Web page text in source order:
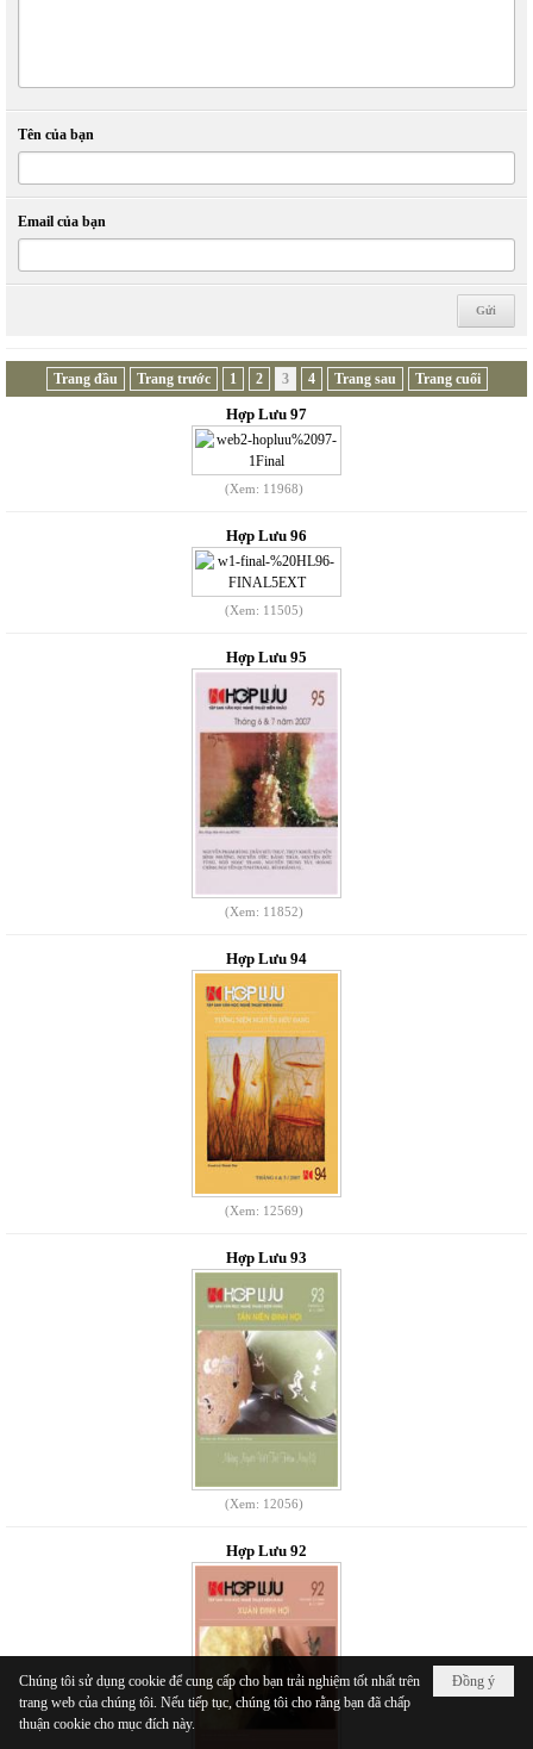
Tên của bạn
Email của bạn
Trang đầu Trang trước 1 2 3 4 Trang sau Trang cuối
Hợp Lưu 97
(Xem: 11968)
Hợp Lưu 96
(Xem: 11505)
Hợp Lưu 95
(Xem: 11852)
Hợp Lưu 94
(Xem: 12569)
Hợp Lưu 93
(Xem: 12056)
Hợp Lưu 92
Đồng ý
Chúng tôi sử dụng cookie để cung cấp cho bạn trải nghiệm tốt nhất trên
trang web của chúng tôi. Nếu tiếp tục, chúng tôi cho rằng bạn đã chấp
thuận cookie cho mục đích này.